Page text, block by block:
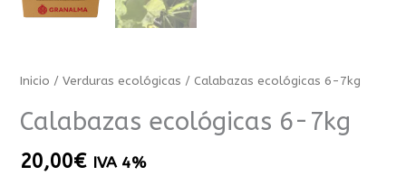
Inicio /Verduras ecológicas / Calabazas ecológicas 6-7kg
Calabazas ecológicas 6-7kg
20,00€ IVA 4%